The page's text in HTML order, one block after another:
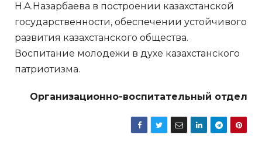
Н.А.Назарбаева в построении казахстанской
государственности, обеспечении устойчивого
развития казахстанского общества.
Воспитание молодежи в духе казахстанского
патриотизма.
Организационно-воспитательный отдел